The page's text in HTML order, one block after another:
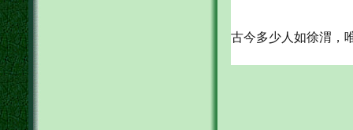
古今多少人如徐渭，